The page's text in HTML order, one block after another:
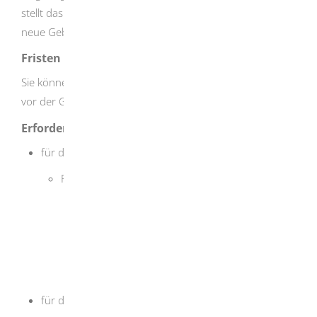
stellt das Standesamt am Geburtsort des Kindes eine
neue Geburtsurkunde aus.
Fristen
Sie können die Vaterschaft jederzeit anerkennen, auch
vor der Geburt des Kindes.
Erforderliche Unterlagen
für die Erklärung des Vaters:
Personalausweis oder Reisepass des Vaters
für die Zustimmung der Mutter: